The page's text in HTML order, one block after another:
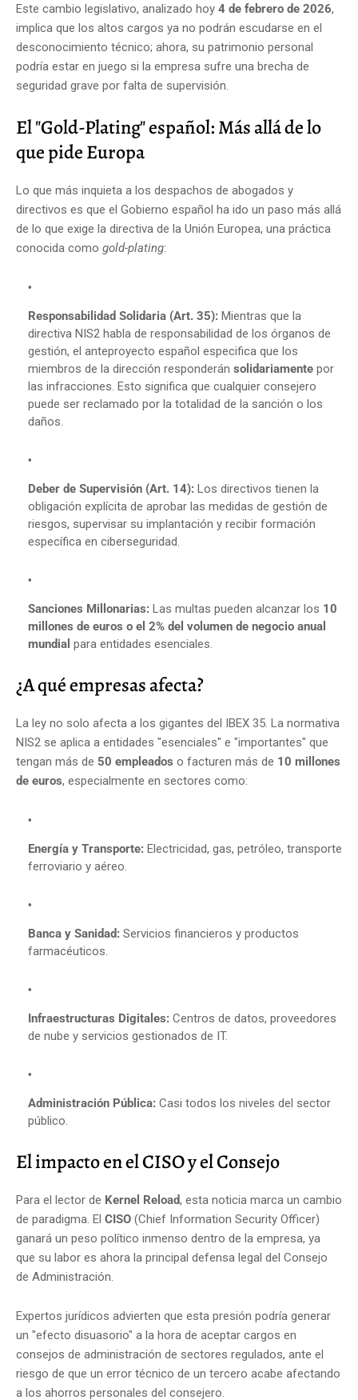
Este cambio legislativo, analizado hoy 4 de febrero de 2026,
implica que los altos cargos ya no podrán escudarse en el
desconocimiento técnico; ahora, su patrimonio personal
podría estar en juego si la empresa sufre una brecha de
seguridad grave por falta de supervisión.
El "Gold-Plating" español: Más allá de lo
que pide Europa
Lo que más inquieta a los despachos de abogados y
directivos es que el Gobierno español ha ido un paso más allá
de lo que exige la directiva de la Unión Europea, una práctica
conocida como gold-plating:
Responsabilidad Solidaria (Art. 35): Mientras que la
directiva NIS2 habla de responsabilidad de los órganos de
gestión, el anteproyecto español especifica que los
miembros de la dirección responderán solidariamente por
las infracciones. Esto significa que cualquier consejero
puede ser reclamado por la totalidad de la sanción o los
daños.
Deber de Supervisión (Art. 14): Los directivos tienen la
obligación explícita de aprobar las medidas de gestión de
riesgos, supervisar su implantación y recibir formación
específica en ciberseguridad.
Sanciones Millonarias: Las multas pueden alcanzar los 10
millones de euros o el 2% del volumen de negocio anual
mundial para entidades esenciales.
¿A qué empresas afecta?
La ley no solo afecta a los gigantes del IBEX 35. La normativa
NIS2 se aplica a entidades "esenciales" e "importantes" que
tengan más de 50 empleados o facturen más de 10 millones
de euros, especialmente en sectores como:
Energía y Transporte: Electricidad, gas, petróleo, transporte
ferroviario y aéreo.
Banca y Sanidad: Servicios financieros y productos
farmacéuticos.
Infraestructuras Digitales: Centros de datos, proveedores
de nube y servicios gestionados de IT.
Administración Pública: Casi todos los niveles del sector
público.
El impacto en el CISO y el Consejo
Para el lector de Kernel Reload, esta noticia marca un cambio
de paradigma. El CISO (Chief Information Security Officer)
ganará un peso político inmenso dentro de la empresa, ya
que su labor es ahora la principal defensa legal del Consejo
de Administración.
Expertos jurídicos advierten que esta presión podría generar
un "efecto disuasorio" a la hora de aceptar cargos en
consejos de administración de sectores regulados, ante el
riesgo de que un error técnico de un tercero acabe afectando
a los ahorros personales del consejero.